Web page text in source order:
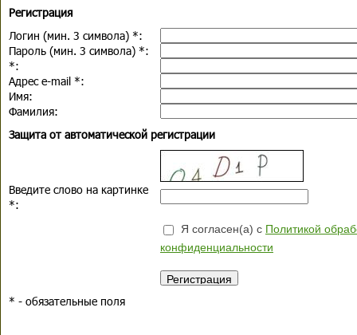
Регистрация
Логин (мин. 3 символа) *:
Пароль (мин. 3 символа) *:
*:
Адрес e-mail *:
Имя:
Фамилия:
Защита от автоматической регистрации
Введите слово на картинке
*:
Я согласен(а) с Политикой
конфиденциальности
* - обязательные поля